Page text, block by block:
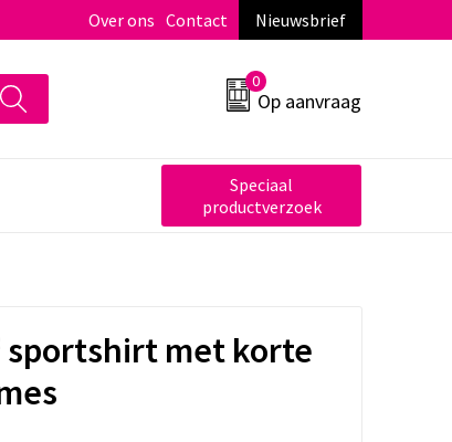
Over ons Contact Nieuwsbrief
0
Op aanvraag
Speciaal
productverzoek
sportshirt met korte